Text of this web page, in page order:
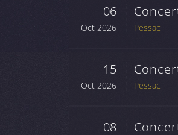
06
Oct 2026 Pessac
15
Oct 2026 Pessac
08